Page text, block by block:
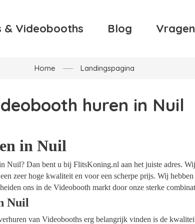
& Videobooths Blog
Home Landingspagina
huren in Nuil
in Nuil
Nuil? Dan bent u bij FlitsKoning.nl aan het juiste adres.
zeer hoge kwaliteit en voor een scherpe prijs. Wij hebben
ons in de Videobooth markt door onze sterke
Nuil
van Videobooths erg belangrijk vinden is de